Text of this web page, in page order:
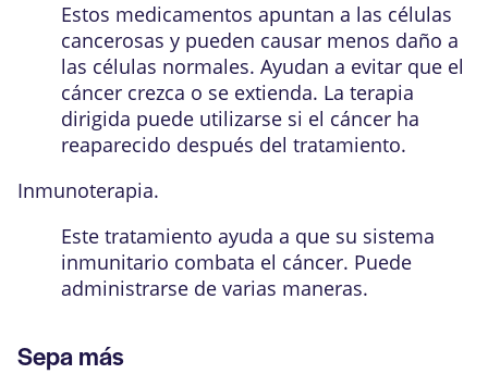
Estos medicamentos apuntan a las células
cancerosas y pueden causar menos daño a
las células normales. Ayudan a evitar que el
cáncer crezca o se extienda. La terapia
dirigida puede utilizarse si el cáncer ha
reaparecido después del tratamiento.
Inmunoterapia.
Este tratamiento ayuda a que su sistema
inmunitario combata el cáncer. Puede
administrarse de varias maneras.
Sepa más